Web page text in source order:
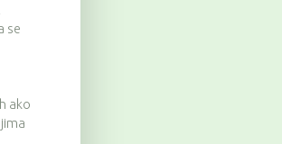
se
ako